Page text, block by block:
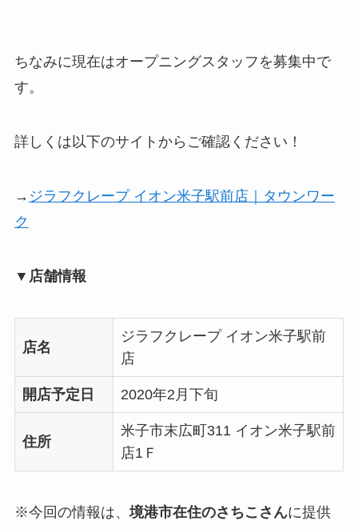
ちなみに現在はオープニングスタッフを募集中で
す。
詳しくは以下のサイトからご確認ください！
→ ジラフクレープ イオン米子駅前店｜タウンワー
ク
▼店舗情報
店名
ジラフクレープ イオン米子駅前
店
開店予定日 2020年2月下旬
住所
米子市末広町311 イオン米子駅前
店1Ｆ
※今回の情報は、 境港市在住のさちこさんに提供